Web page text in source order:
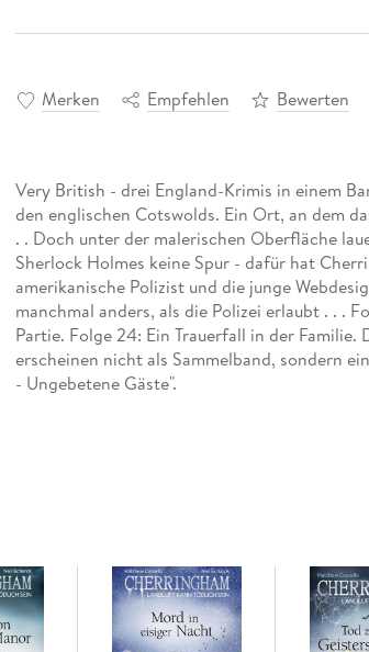
Merken Empfehlen Bewerten
Very British - drei England-Krimis in einem
den englischen Cotswolds. Ein Ort, an dem
. . Doch unter der malerischen Oberfläche
Sherlock Holmes keine Spur - dafür hat
amerikanische Polizist und die junge
manchmal anders, als die Polizei erlaubt . . .
Partie. Folge 24: Ein Trauerfall in der
erscheinen nicht als Sammelband, sondern
- Ungebetene Gäste".